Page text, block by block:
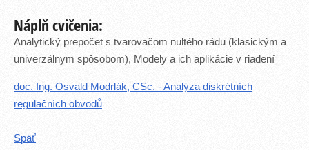
Náplň cvičenia:
Analytický prepočet s tvarovačom nultého rádu (klasickým a
univerzálnym spôsobom), Modely a ich aplikácie v riadení
doc. Ing. Osvald Modrlák, CSc. - Analýza diskrétních
regulačních obvodů
Späť